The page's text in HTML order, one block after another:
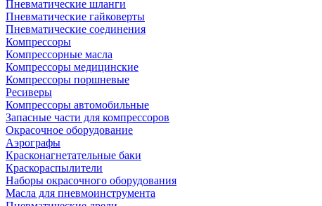
Пневматические шланги
Пневматические гайковерты
Пневматические соединения
Компрессоры
Компрессорные масла
Компрессоры медицинские
Компрессоры поршневые
Ресиверы
Компрессоры автомобильные
Запасные части для компрессоров
Окрасочное оборудование
Аэрографы
Красконагнетательные баки
Краскораспылители
Наборы окрасочного оборудования
Масла для пневмоинструмента